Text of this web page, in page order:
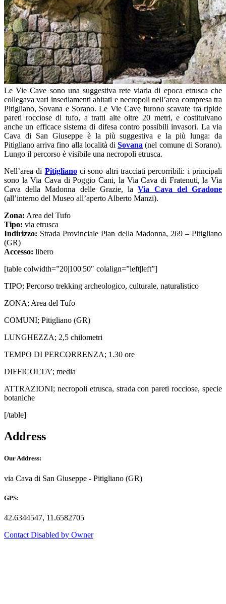
Le Vie Cave sono una suggestiva rete viaria di epoca etrusca che
collegava vari insediamenti abitati e necropoli nell’area compresa tra
Pitigliano, Sovana e Sorano. Le Vie Cave furono scavate tra ripide
pareti rocciose di tufo, a tratti alte oltre 20 metri, e costituivano
anche un efficace sistema di difesa contro possibili invasori. La via
Cava di San Giuseppe è la più suggestiva e la più lunga: da
Pitigliano arriva fino alla località diSovana (nel comune di Sorano).
Lungo il percorso è visibile una necropoli etrusca.
Nell’area di Pitiglianoci sono altri tracciati percorribili: i principali
sono la Via Cava di Poggio Cani, la Via Cava di Fratenuti, la Via
Cava della Madonna delle Grazie, laVia Cava del Gradone
(all’interno del Museo all’aperto Alberto Manzi).
Zona: Area del Tufo
Tipo: via etrusca
Indirizzo: Strada Provinciale Pian della Madonna, 269 – Pitigliano
(GR)
Accesso: libero
[table colwidth=”20|100|50″ colalign=”left|left”]
TIPO; Percorso trekking archeologico, culturale, naturalistico
ZONA; Area del Tufo
COMUNI; Pitigliano (GR)
LUNGHEZZA; 2,5 chilometri
TEMPO DI PERCORRENZA; 1.30 ore
DIFFICOLTA’; media
ATTRAZIONI; necropoli etrusca, strada con pareti rocciose, specie
botaniche
[/table]
Address
Our Address:
via Cava di San Giuseppe - Pitigliano (GR)
GPS:
42.6344547, 11.6582705
Contact Disabled by Owner